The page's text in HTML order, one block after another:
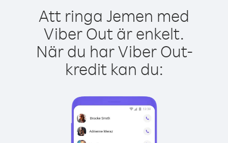
Att ringa Jemen med
Viber Out är enkelt.
När du har Viber Out-
kredit kan du: